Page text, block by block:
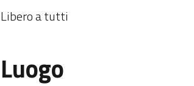
Libero a tutti
Luogo